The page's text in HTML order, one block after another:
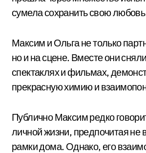
сумела сохранить свою
Максим и Ольга не только
но и на сцене. Вместе они
спектаклях и фильмах,
прекрасную химию и
Публично Максим редко
личной жизни, предпочитая не
рамки дома. Однако, его